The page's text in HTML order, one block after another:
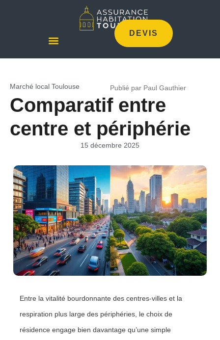
DEVIS
Marché local Toulouse Publié par Paul Gauthier
Comparatif entre
centre et périphérie
15 décembre 2025
Entre la vitalité bourdonnante des centres-villes et la
respiration plus large des périphéries, le choix de
résidence engage bien davantage qu’une simple